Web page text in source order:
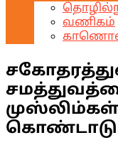
வணிகம்